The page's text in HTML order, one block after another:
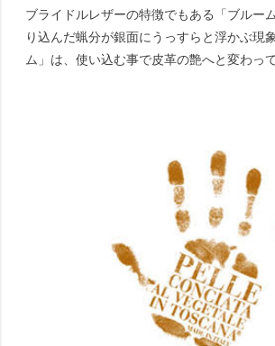
ブライドルレザーの特徴でもある「ブル
り込んだ蝋分が銀面にうっすらと浮かぶ現
ム」は、使い込む事で皮革の艶へと変わっ